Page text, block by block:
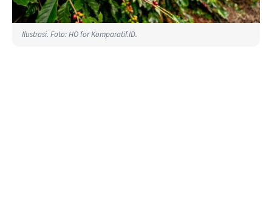
Ilustrasi. Foto: HO for Komparatif.ID.